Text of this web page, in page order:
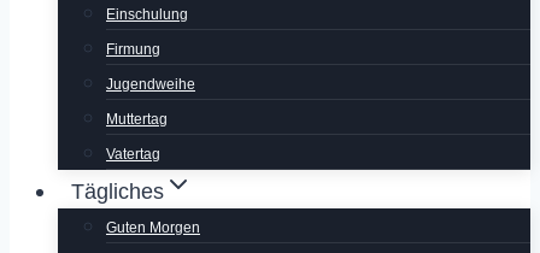
Einschulung
Firmung
Jugendweihe
Muttertag
Vatertag
Tägliches
Guten Morgen